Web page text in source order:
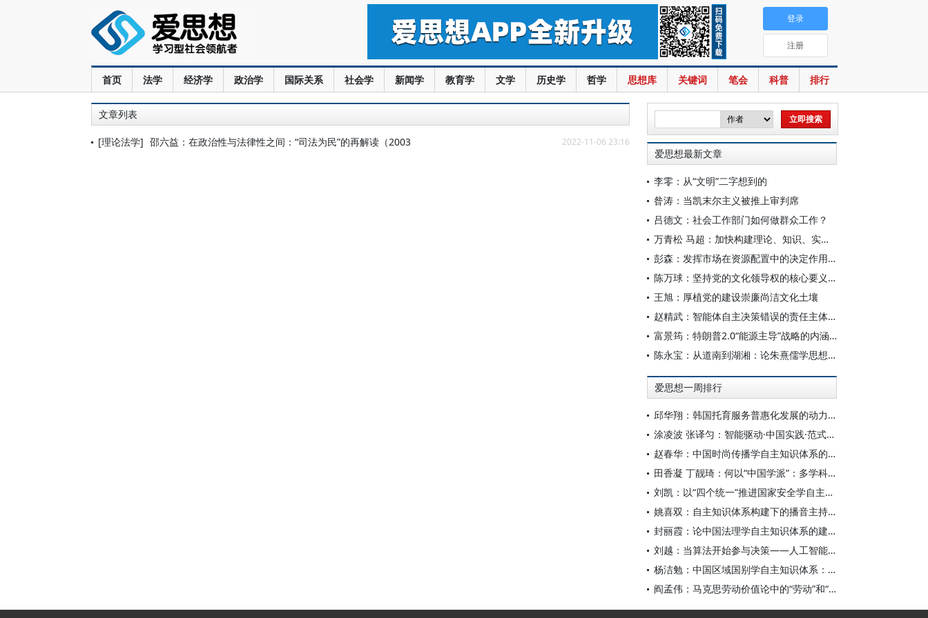
首页 法学 经济学 政治学 国际关系 社会学 新闻学 教育学 文学 历史学 哲学 思想库 关键词 笔会 科普 排行
登录
注册
文章列表
[理论法学] 邵六益：在政治性与法律性之间：“司法为民”的再解读（2003 2022-11-06 23:16
爱思想最新文章
李零：从“文明”二字想到的
昝涛：当凯末尔主义被推上审判席
吕德文：社会工作部门如何做群众工作？
万青松 马超：加快构建理论、知识、实践一体发展的区域国别自主知识体系
彭森：发挥市场在资源配置中的决定作用是中国改革的最基本经验
陈万球：坚持党的文化领导权的核心要义、历史必然性和科学方法
王旭：厚植党的建设崇廉尚洁文化土壤
赵精武：智能体自主决策错误的责任主体与边界
富景筠：特朗普2.0“能源主导”战略的内涵、举措与影响
陈永宝：从道南到湖湘：论朱熹儒学思想的演变
爱思想一周排行
邱华翔：韩国托育服务普惠化发展的动力机制、制度路径与政策效应
涂凌波 张译匀：智能驱动·中国实践·范式创新：“构建中国新闻传播学自主知识体系”专题研讨会综述
赵春华：中国时尚传播学自主知识体系的内在逻辑与实践路径
田香凝 丁靓琦：何以“中国学派”：多学科视野下中国特色新闻传播学建设的研究
刘凯：以“四个统一”推进国家安全学自主知识体系构建
姚喜双：自主知识体系构建下的播音主持高等专业教育研究
封丽霞：论中国法理学自主知识体系的建构
刘越：当算法开始参与决策——人工智能重塑全球治理的底层逻辑
杨洁勉：中国区域国别学自主知识体系：本原、借鉴和建构
阎孟伟：马克思劳动价值论中的“劳动”和“价值”概念